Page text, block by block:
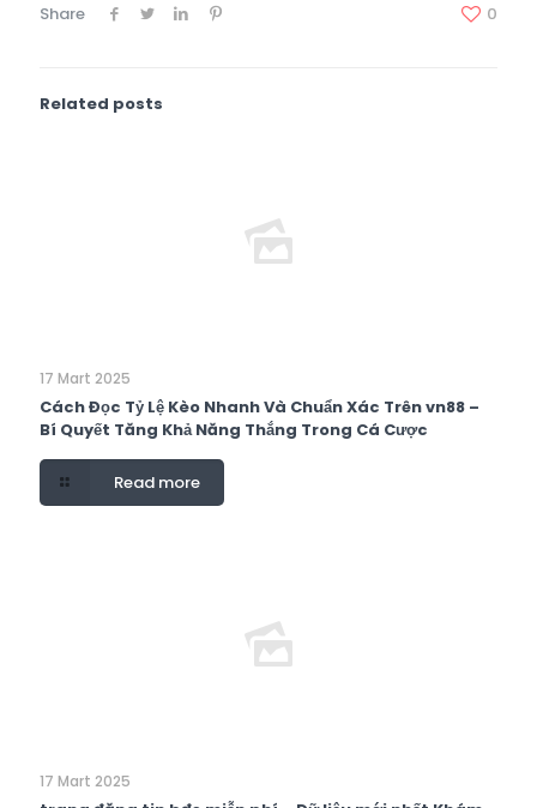
Share 0
Related posts
17 Mart 2025
Cách Đọc Tỷ Lệ Kèo Nhanh Và Chuẩn Xác Trên vn88 –
Bí Quyết Tăng Khả Năng Thắng Trong Cá Cược
Read more
17 Mart 2025